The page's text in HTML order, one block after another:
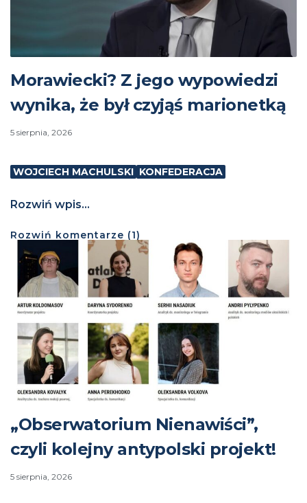
Morawiecki? Z jego wypowiedzi
wynika, że był czyjąś marionetką
5 sierpnia, 2026
WOJCIECH MACHULSKI KONFEDERACJA
Rozwiń wpis...
Rozwiń komentarze (1)
„Obserwatorium Nienawiści”,
czyli kolejny antypolski projekt!
5 sierpnia, 2026